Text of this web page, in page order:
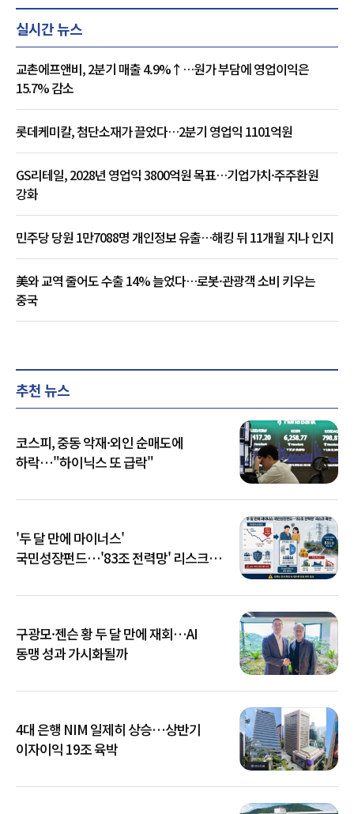
실시간 뉴스
교촌에프앤비, 2분기 매출 4.9%↑…원가 부담에 영업이익은
15.7% 감소
롯데케미칼, 첨단소재가 끌었다…2분기 영업익 1101억원
GS리테일, 2028년 영업익 3800억원 목표…기업가치·주주환원
강화
민주당 당원 1만7088명 개인정보 유출…해킹 뒤 11개월 지나 인지
美와 교역 줄어도 수출 14% 늘었다…로봇·관광객 소비 키우는
중국
추천 뉴스
코스피, 중동 악재·외인 순매도에
하락…"하이닉스 또 급락"
'두 달 만에 마이너스'
국민성장펀드…'83조 전력망' 리스크
구광모·젠슨 황 두 달 만에 재회…AI
동맹 성과 가시화될까
4대 은행 NIM 일제히 상승…상반기
이자이익 19조 육박